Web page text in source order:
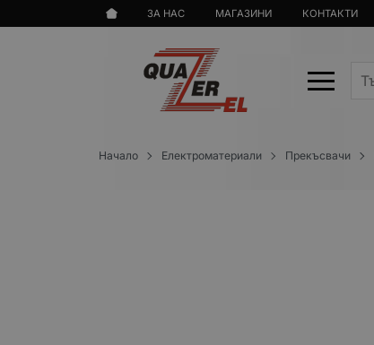
ЗА НАС МАГАЗИНИ КОНТАКТИ
Начало Електроматериали Прекъсвачи